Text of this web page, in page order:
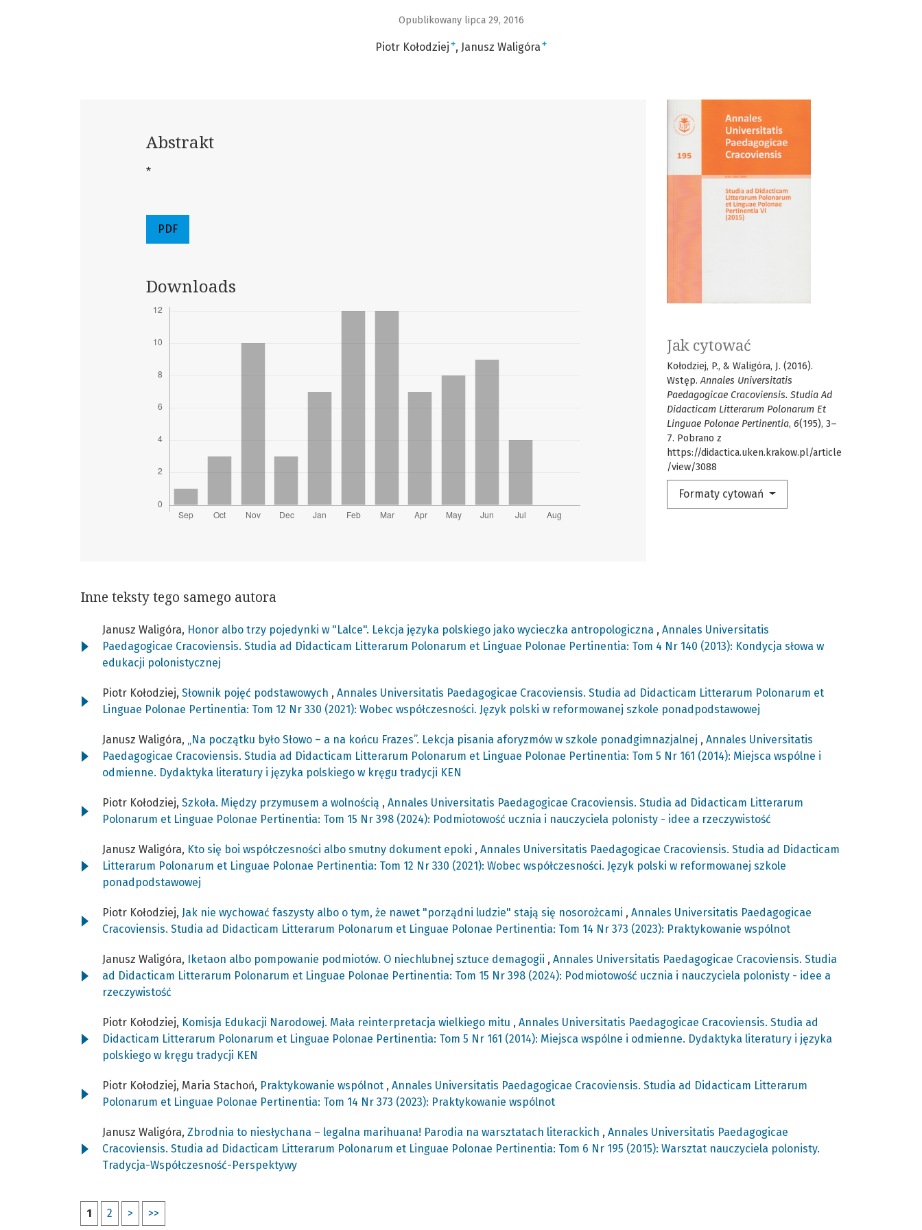
Opublikowany lipca 29, 2016
Piotr Kołodziej + Janusz Waligóra +
Jak cytować
Kołodziej, P., & Waligóra, J. (2016).
Wstęp.Annales Universitatis
Paedagogicae Cracoviensis. Studia Ad
Didacticam Litterarum Polonarum Et
Linguae Polonae Pertinentia, 6(195), 3–
7. Pobrano z
https://didactica.uken.krakow.pl/article
/view/3088
Formaty cytowań
Abstrakt
*
PDF
Downloads
Inne teksty tego samego autora
Janusz Waligóra, Honor albo trzy pojedynki w "Lalce". Lekcja języka polskiego jako wycieczka antropologiczna , Annales Universitatis
Paedagogicae Cracoviensis. Studia ad Didacticam Litterarum Polonarum et Linguae Polonae Pertinentia: Tom 4 Nr 140 (2013): Kondycja słowa w
edukacji polonistycznej
Piotr Kołodziej, Słownik pojęć podstawowych , Annales Universitatis Paedagogicae Cracoviensis. Studia ad Didacticam Litterarum Polonarum et
Linguae Polonae Pertinentia: Tom 12 Nr 330 (2021): Wobec współczesności. Język polski w reformowanej szkole ponadpodstawowej
Janusz Waligóra, „Na początku było Słowo – a na końcu Frazes”. Lekcja pisania aforyzmów w szkole ponadgimnazjalnej , Annales Universitatis
Paedagogicae Cracoviensis. Studia ad Didacticam Litterarum Polonarum et Linguae Polonae Pertinentia: Tom 5 Nr 161 (2014): Miejsca wspólne i
odmienne. Dydaktyka literatury i języka polskiego w kręgu tradycji KEN
Piotr Kołodziej, Szkoła. Między przymusem a wolnością , Annales Universitatis Paedagogicae Cracoviensis. Studia ad Didacticam Litterarum
Polonarum et Linguae Polonae Pertinentia: Tom 15 Nr 398 (2024): Podmiotowość ucznia i nauczyciela polonisty - idee a rzeczywistość
Janusz Waligóra, Kto się boi współczesności albo smutny dokument epoki , Annales Universitatis Paedagogicae Cracoviensis. Studia ad Didacticam
Litterarum Polonarum et Linguae Polonae Pertinentia: Tom 12 Nr 330 (2021): Wobec współczesności. Język polski w reformowanej szkole
ponadpodstawowej
Piotr Kołodziej, Jak nie wychować faszysty albo o tym, że nawet "porządni ludzie" stają się nosorożcami , Annales Universitatis Paedagogicae
Cracoviensis. Studia ad Didacticam Litterarum Polonarum et Linguae Polonae Pertinentia: Tom 14 Nr 373 (2023): Praktykowanie wspólnot
Janusz Waligóra, Iketaon albo pompowanie podmiotów. O niechlubnej sztuce demagogii , Annales Universitatis Paedagogicae Cracoviensis. Studia
ad Didacticam Litterarum Polonarum et Linguae Polonae Pertinentia: Tom 15 Nr 398 (2024): Podmiotowość ucznia i nauczyciela polonisty - idee a
rzeczywistość
Piotr Kołodziej, Komisja Edukacji Narodowej. Mała reinterpretacja wielkiego mitu , Annales Universitatis Paedagogicae Cracoviensis. Studia ad
Didacticam Litterarum Polonarum et Linguae Polonae Pertinentia: Tom 5 Nr 161 (2014): Miejsca wspólne i odmienne. Dydaktyka literatury i języka
polskiego w kręgu tradycji KEN
Piotr Kołodziej, Maria Stachoń, Praktykowanie wspólnot , Annales Universitatis Paedagogicae Cracoviensis. Studia ad Didacticam Litterarum
Polonarum et Linguae Polonae Pertinentia: Tom 14 Nr 373 (2023): Praktykowanie wspólnot
Janusz Waligóra, Zbrodnia to niesłychana – legalna marihuana! Parodia na warsztatach literackich , Annales Universitatis Paedagogicae
Cracoviensis. Studia ad Didacticam Litterarum Polonarum et Linguae Polonae Pertinentia: Tom 6 Nr 195 (2015): Warsztat nauczyciela polonisty.
Tradycja-Współczesność-Perspektywy
1 2 > >>